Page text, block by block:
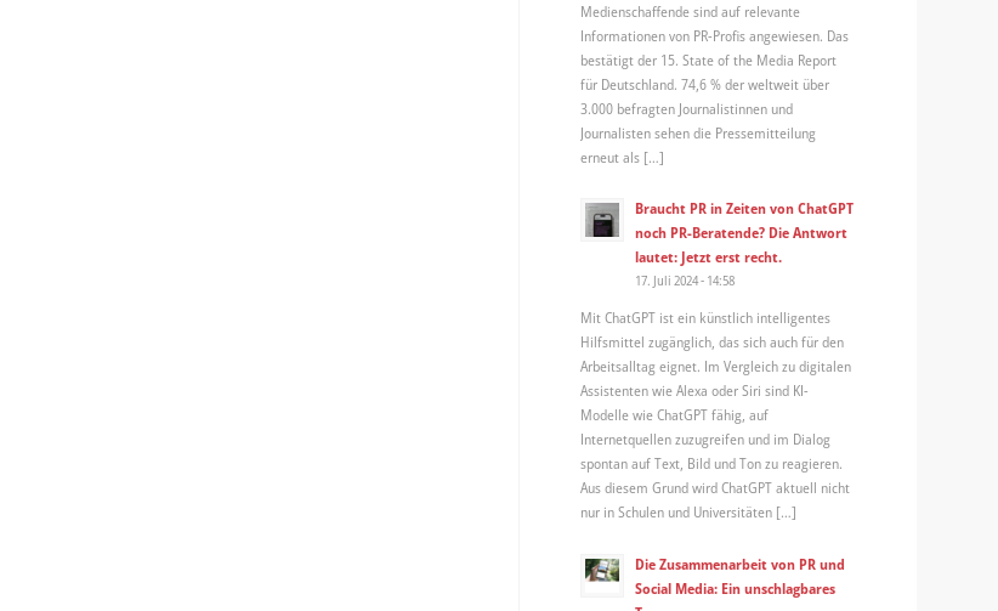
Medienschaffende sind auf relevante
Informationen von PR-Profis angewiesen. Das
bestätigt der 15. State of the Media Report
für Deutschland. 74,6 % der weltweit über
3.000 befragten Journalistinnen und
Journalisten sehen die Pressemitteilung
erneut als […]
Braucht PR in Zeiten von ChatGPT
noch PR-Beratende? Die Antwort
lautet: Jetzt erst recht.
17. Juli 2024 - 14:58
Mit ChatGPT ist ein künstlich intelligentes
Hilfsmittel zugänglich, das sich auch für den
Arbeitsalltag eignet. Im Vergleich zu digitalen
Assistenten wie Alexa oder Siri sind KI-
Modelle wie ChatGPT fähig, auf
Internetquellen zuzugreifen und im Dialog
spontan auf Text, Bild und Ton zu reagieren.
Aus diesem Grund wird ChatGPT aktuell nicht
nur in Schulen und Universitäten […]
Die Zusammenarbeit von PR und
Social Media: Ein unschlagbares